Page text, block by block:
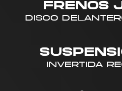
FRENOS
DISCO
INVERTIDA